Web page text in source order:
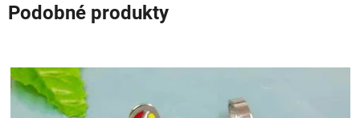
Podobné produkty